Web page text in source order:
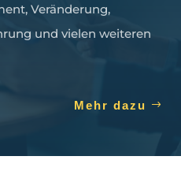
Veränderung,
und vielen weiteren
Mehr dazu